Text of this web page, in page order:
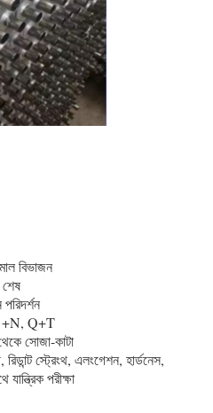
বিভাজন
শেষ
+N, Q+T
থেকে সোজা-কাটা
স্ট্রেংথ, এলংগেশন, হার্ডনেস,
পরীক্ষা